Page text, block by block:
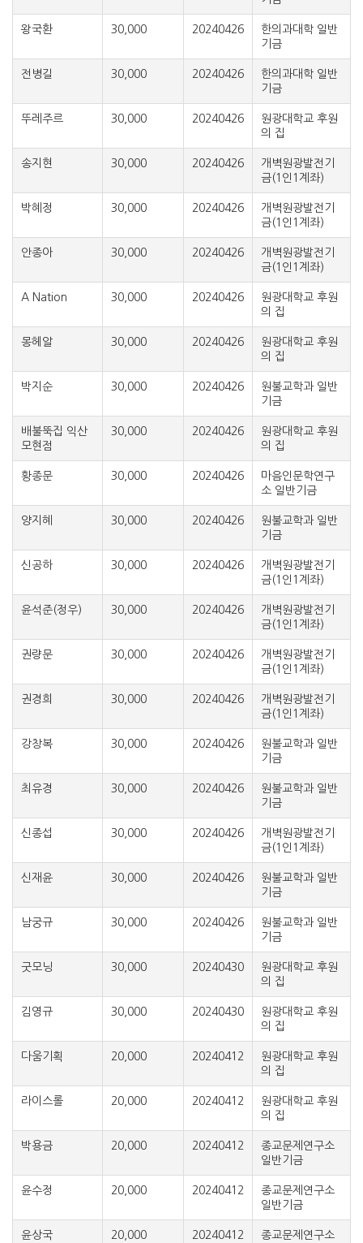
왕국환 30,000 20240426
한의과대학 일반
기금
전병길 30,000 20240426
한의과대학 일반
기금
뚜레주르 30,000 20240426
원광대학교 후원
의 집
송지현 30,000 20240426
개벽원광발전기
금(1인1계좌)
박혜정 30,000 20240426
개벽원광발전기
금(1인1계좌)
안종아 30,000 20240426
개벽원광발전기
금(1인1계좌)
A Nation 30,000 20240426
원광대학교 후원
의 집
몽헤알 30,000 20240426
원광대학교 후원
의 집
박지순 30,000 20240426
원불교학과 일반
기금
배불뚝집 익산
모현점
30,000 20240426
원광대학교 후원
의 집
황종문 30,000 20240426
마음인문학연구
소 일반기금
양지혜 30,000 20240426
원불교학과 일반
기금
신공하 30,000 20240426
개벽원광발전기
금(1인1계좌)
윤석준(정우) 30,000 20240426
개벽원광발전기
금(1인1계좌)
권량문 30,000 20240426
개벽원광발전기
금(1인1계좌)
권경희 30,000 20240426
개벽원광발전기
금(1인1계좌)
강창복 30,000 20240426
원불교학과 일반
기금
최유경 30,000 20240426
원불교학과 일반
기금
신종섭 30,000 20240426
개벽원광발전기
금(1인1계좌)
신재윤 30,000 20240426
원불교학과 일반
기금
남궁규 30,000 20240426
원불교학과 일반
기금
굿모닝 30,000 20240430
원광대학교 후원
의 집
김영규 30,000 20240430
원광대학교 후원
의 집
다움기획 20,000 20240412
원광대학교 후원
의 집
라이스롤 20,000 20240412
원광대학교 후원
의 집
박용금 20,000 20240412
종교문제연구소
일반기금
윤수정 20,000 20240412
종교문제연구소
일반기금
윤상국 20,000 20240412
종교문제연구소